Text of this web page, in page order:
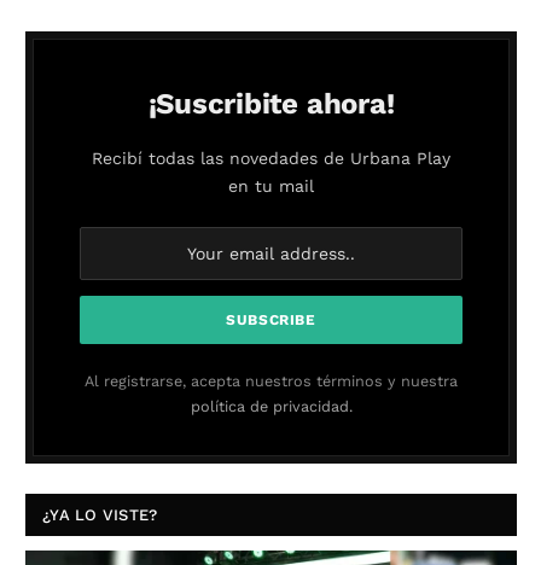
¡Suscribite ahora!
Recibí todas las novedades de Urbana Play
en tu mail
Al registrarse, acepta nuestros términos y nuestra
política de privacidad.
¿YA LO VISTE?